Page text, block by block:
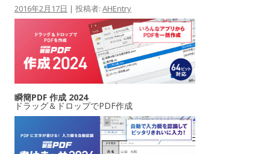
2016年2月17日 | 投稿者: AHEntry
瞬簡PDF 作成 2024
ドラッグ＆ドロップでPDF作成